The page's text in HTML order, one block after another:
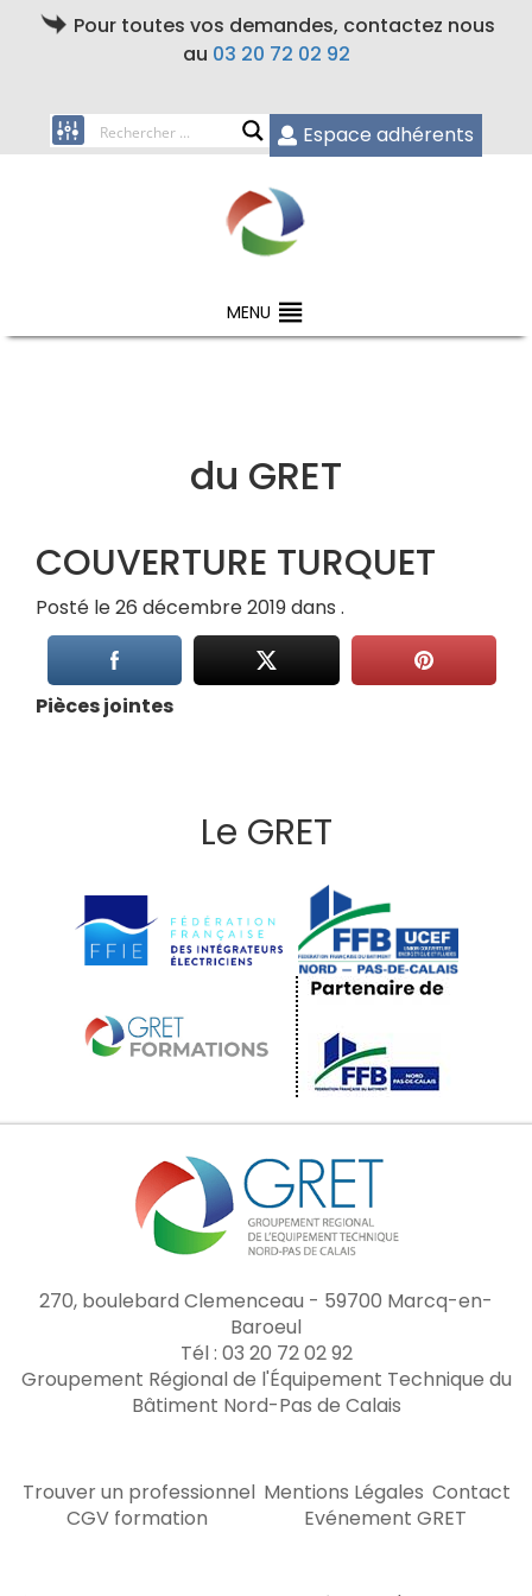
Pour toutes vos demandes, contactez nous
au 03 20 72 02 92
Espace adhérents
MENU
du GRET
COUVERTURE TURQUET
Posté le 26 décembre 2019 dans .
Pièces jointes
Le GRET
270, boulebard Clemenceau - 59700 Marcq-en-
Baroeul
Tél : 03 20 72 02 92
Groupement Régional de l'Équipement Technique du
Bâtiment Nord-Pas de Calais
Trouver un professionnel Mentions Légales Contact
CGV formation
Evénement GRET